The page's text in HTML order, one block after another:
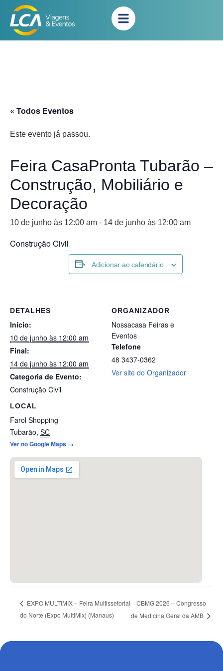
« Todos Eventos
Este evento já passou.
Feira CasaPronta Tubarão –
Construção, Mobiliário e
Decoração
10 de junho às 12:00 am - 14 de junho às 12:00 am
Construção Civil
Adicionar ao calendário
DETALHES
Início:
10 de junho às 12:00 am
Final:
14 de junho às 12:00 am
Categoria de Evento:
Construção Civil
LOCAL
Farol Shopping
Tubarão, SC
Ver no Google Maps →
ORGANIZADOR
Nossacasa Feiras e
Eventos
Telefone
48 3437-0362
Ver site do Organizador
EXPO MULTIMIX – Feira Multissetorial
do Norte (Expo MultiMix) (Manaus)
CBMG 2026 – Congresso
de Medicina Geral da AMB